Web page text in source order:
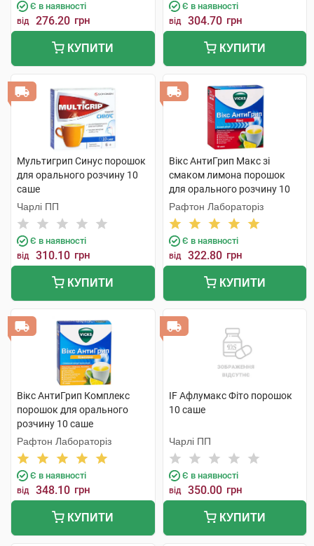
Є в наявності
від 276.20 грн
КУПИТИ
Є в наявності
від 304.70 грн
КУПИТИ
Мультигрип Синус порошок
для орального розчину 10
саше
Чарлі ПП
Є в наявності
від 310.10 грн
КУПИТИ
Вікс АнтиГрип Макс зі
смаком лимона порошок
для орального розчину 10
саше
Рафтон Лабораторіз
Є в наявності
від 322.80 грн
КУПИТИ
Вікс АнтиГрип Комплекс
порошок для орального
розчину 10 саше
Рафтон Лабораторіз
Є в наявності
від 348.10 грн
КУПИТИ
IF Афлумакс Фіто порошок
10 саше
Чарлі ПП
Є в наявності
від 350.00 грн
КУПИТИ